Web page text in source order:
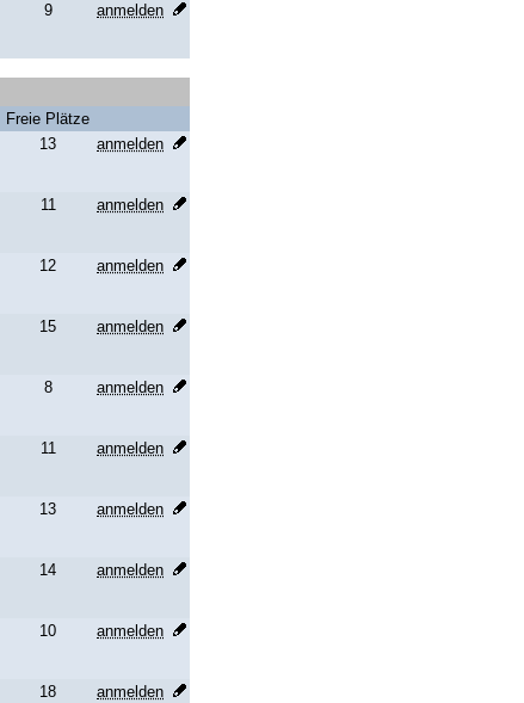
9 anmelden
Freie Plätze
13 anmelden
11 anmelden
12 anmelden
15 anmelden
8 anmelden
11 anmelden
13 anmelden
14 anmelden
10 anmelden
18 anmelden